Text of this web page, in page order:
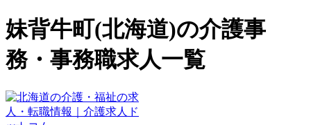
妹背牛町(北海道)の介護事
務・事務職求人一覧